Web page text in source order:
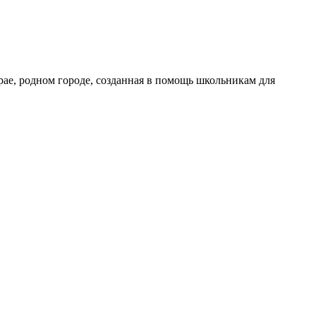
родном городе, созданная в помощь школьникам для